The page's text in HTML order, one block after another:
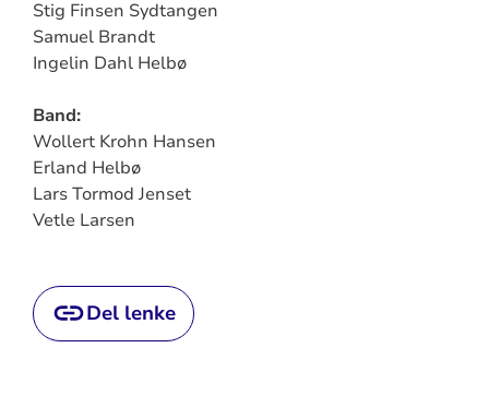
Stig Finsen Sydtangen
Samuel Brandt
Ingelin Dahl Helbø
Band:
Wollert Krohn Hansen
Erland Helbø
Lars Tormod Jenset
Vetle Larsen
Del lenke